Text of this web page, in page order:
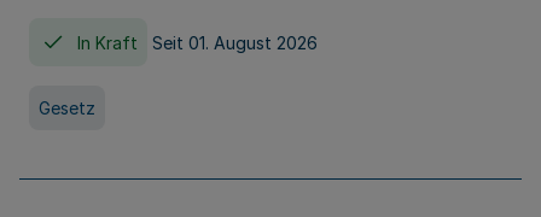
In Kraft Seit 01. August 2026
Gesetz